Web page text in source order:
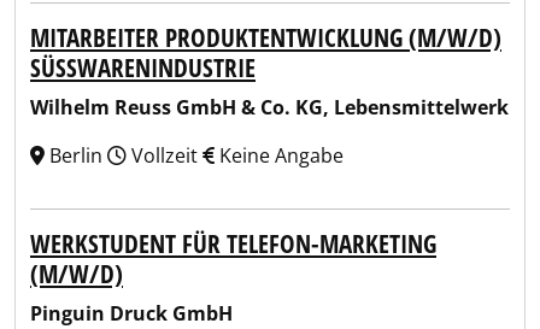
MITARBEITER PRODUKTENTWICKLUNG (M/W/D)
SÜSSWARENINDUSTRIE
Wilhelm Reuss GmbH & Co. KG, Lebensmittelwerk
Berlin
Vollzeit Keine Angabe
WERKSTUDENT FÜR TELEFON-MARKETING
(M/W/D)
Pinguin Druck GmbH